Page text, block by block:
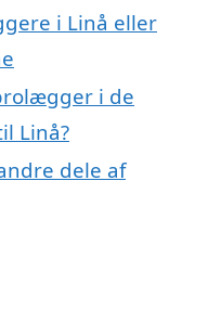
i Linå eller
i de
Linå?
dele af